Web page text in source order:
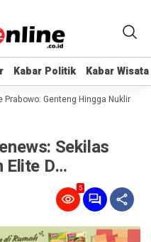
Kabar Politik Kabar Wisata
Kabar Politik Kabar Wisata
Genteng Hingga Nuklir
Sekilas
Elite D…
5